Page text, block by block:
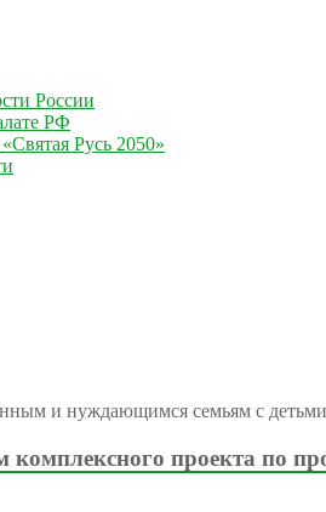
России
РФ
Русь 2050»
и нуждающимся семьям с
проекта по